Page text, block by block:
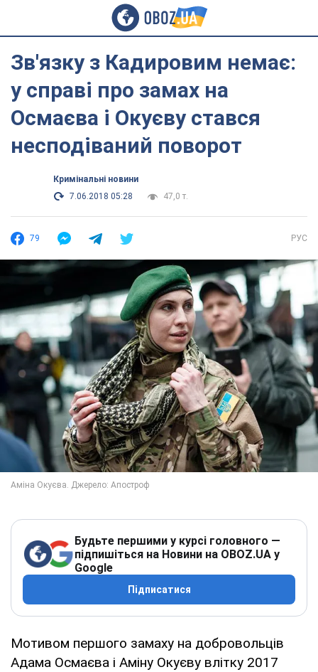
Зв'язку з Кадировим немає:
у справі про замах на
Осмаєва і Окуєву стався
несподіваний поворот
Кримінальні новини
7.06.2018 05:28
47,0 т.
79 РУС
Будьте першими у курсі головного —
підпишіться на Новини на OBOZ.UA у
Google
Підписатися
Мотивом першого замаху на добровольців
Адама Осмаєва і Аміну Окуєву влітку 2017